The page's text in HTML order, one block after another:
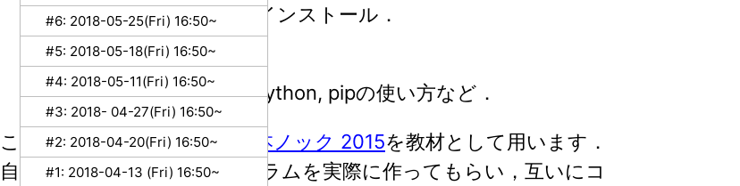
#6: 2018-05-25(Fri) 16:50~
#5: 2018-05-18(Fri) 16:50~
#4: 2018-05-11(Fri) 16:50~
#3: 2018- 04-27(Fri) 16:50~
#2: 2018-04-20(Fri) 16:50~
#1: 2018-04-13 (Fri) 16:50~
Pythonの実行環境のインストール．
Pythonの基礎．
Jupyter notebook, IPython, pipの使い方など．
この勉強会では言語処理100本ノック 2015を教材として用います．
自然言語処理に関するプログラムを実際に作ってもらい，互いにコ